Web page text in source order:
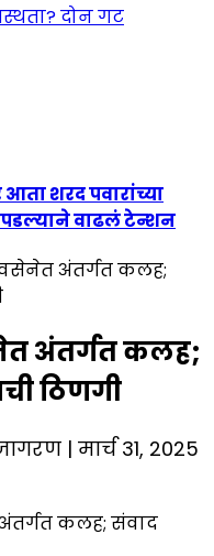
शरद पवारांच्या
पडल्याने वाढलं टेन्शन
अंतर्गत कलह;
अंतर्गत कलह;
ठिणगी
| मार्च 31, 2025